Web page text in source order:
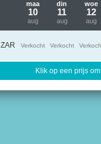
maa
10
aug
din
11
aug
woe
12
aug
ZAR Verkocht Verkocht
Klik op een prijs